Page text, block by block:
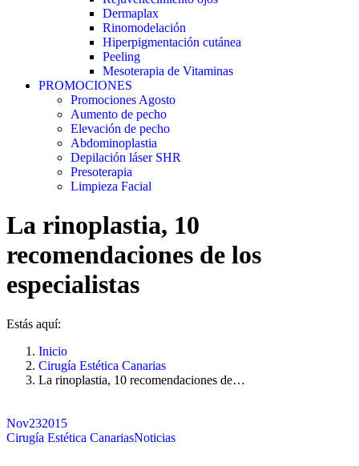
Dermaplax
Rinomodelación
Hiperpigmentación cutánea
Peeling
Mesoterapia de Vitaminas
PROMOCIONES
Promociones Agosto
Aumento de pecho
Elevación de pecho
Abdominoplastia
Depilación láser SHR
Presoterapia
Limpieza Facial
La rinoplastia, 10
recomendaciones de los
especialistas
Estás aquí:
Inicio
Cirugía Estética Canarias
La rinoplastia, 10 recomendaciones de…
Nov232015
Cirugía Estética CanariasNoticias